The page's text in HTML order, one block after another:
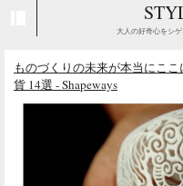
大人の好奇心をシ
ものづくりの未来が本当にこ
貨 14選 - Shapeways